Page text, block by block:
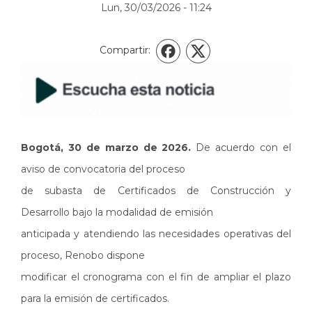
Lun, 30/03/2026 - 11:24
Compartir: Facebook
X
Bogotá, 30 de marzo de 2026. De acuerdo con el
aviso de convocatoria del proceso
de subasta de Certificados de Construcción y
Desarrollo bajo la modalidad de emisión
anticipada y atendiendo las necesidades operativas del
proceso, Renobo dispone
modificar el cronograma con el fin de ampliar el plazo
para la emisión de certificados.